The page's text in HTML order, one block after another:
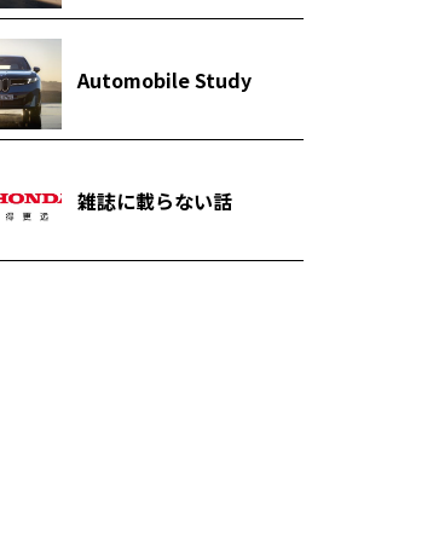
Automobile Study
雑誌に載らない話